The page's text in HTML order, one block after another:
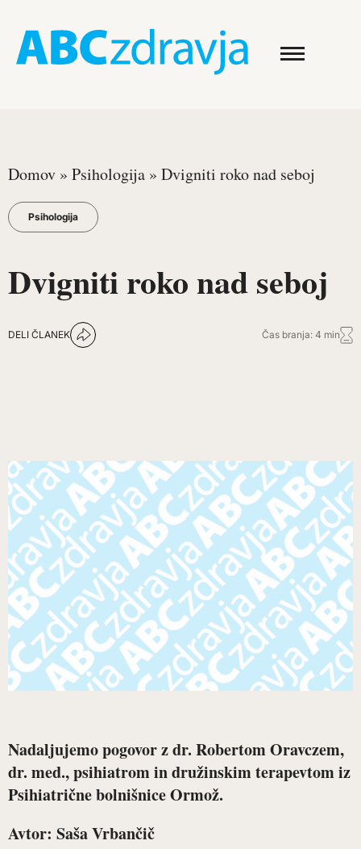
Domov » Psihologija » Dvigniti roko nad seboj
Psihologija
Dvigniti roko nad seboj
DELI ČLANEK Čas branja: 4 min
Nadaljujemo pogovor zdr. Robertom Oravczem,
dr. med., psihiatrom in družinskim terapevtom iz
Psihiatrične bolnišnice Ormož.
Avtor: Saša Vrbančič